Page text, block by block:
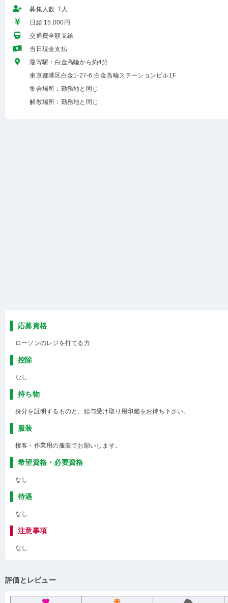
募集人数 1人
日給 15,000円
交通費全額支給
当日現金支払
最寄駅：白金高輪から約4分
東京都港区白金1-27-6 白金高輪ステーションビル1F
集合場所：勤務地と同じ
解散場所：勤務地と同じ
応募資格
ローソンのレジを打てる方
控除
なし
持ち物
身分を証明するものと、給与受け取り用印鑑をお持ち下さい。
服装
接客・作業用の服装でお願いします。
希望資格・必要資格
なし
待遇
なし
注意事項
なし
評価とレビュー